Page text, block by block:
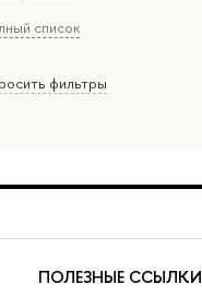
список
фильтры
ПОЛЕЗНЫЕ ССЫЛКИ